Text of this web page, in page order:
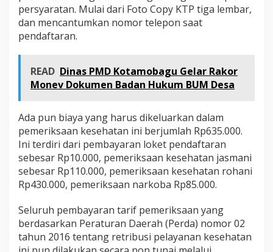
persyaratan. Mulai dari Foto Copy KTP tiga lembar,
dan mencantumkan nomor telepon saat
pendaftaran.
READ Dinas PMD Kotamobagu Gelar Rakor
Monev Dokumen Badan Hukum BUM Desa
Ada pun biaya yang harus dikeluarkan dalam
pemeriksaan kesehatan ini berjumlah Rp635.000.
Ini terdiri dari pembayaran loket pendaftaran
sebesar Rp10.000, pemeriksaan kesehatan jasmani
sebesar Rp110.000, pemeriksaan kesehatan rohani
Rp430.000, pemeriksaan narkoba Rp85.000.
Seluruh pembayaran tarif pemeriksaan yang
berdasarkan Peraturan Daerah (Perda) nomor 02
tahun 2016 tentang retribusi pelayanan kesehatan